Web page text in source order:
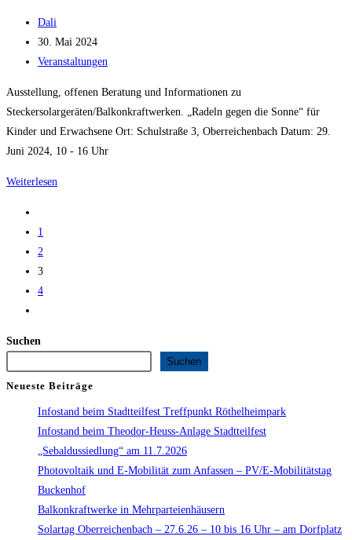
Beitrags-
Autor:
Dali
Beitrag
veröffentlicht:
30. Mai 2024
Beitrags-
Veranstaltungen
Ausstellung, offenen Beratung und Informationen zu
Steckersolargeräten/Balkonkraftwerken. „Radeln gegen die Sonne“ für
Kinder und Erwachsene Ort: Schulstraße 3, Oberreichenbach Datum: 29.
Juni 2024, 10 - 16 Uhr
Weiterlesen
vorherigen
Seite
1
2
3
4
Seite
Suchen
Suchen
Neueste Beiträge
Infostand beim Stadtteilfest Treffpunkt Röthelheimpark
Infostand beim Theodor-Heuss-Anlage Stadtteilfest
„Sebaldussiedlung“ am 11.7.2026
Photovoltaik und E-Mobilität zum Anfassen – PV/E-Mobilitätstag
Buckenhof
Balkonkraftwerke in Mehrparteienhäusern
Solartag Oberreichenbach – 27.6.26 – 10 bis 16 Uhr – am Dorfplatz